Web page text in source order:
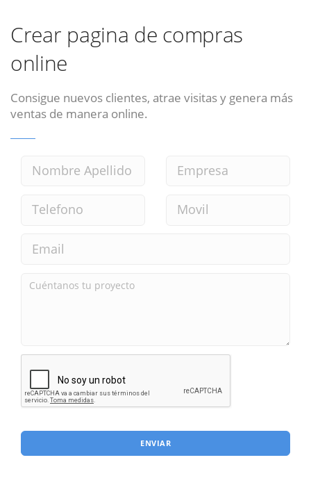
Crear pagina de compras
online
Consigue nuevos clientes, atrae visitas y genera más
ventas de manera online.
ENVIAR